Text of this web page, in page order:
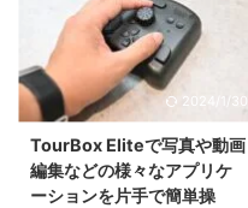
が、今回、我が家でNASを導入す
ることになったので、どのような
NASでスペックなどを紹介しなが
ら導入プロセスについて記事にし
てみました。 NASについて何な
のかについては、別途ご紹介しま
すので、今回は、Synologyの
NAS「DS1821+」を導入した記
2024/1/30
TourBox Eliteで写真や動画
編集などの様々なアプリケ
ーションを片手で簡単操